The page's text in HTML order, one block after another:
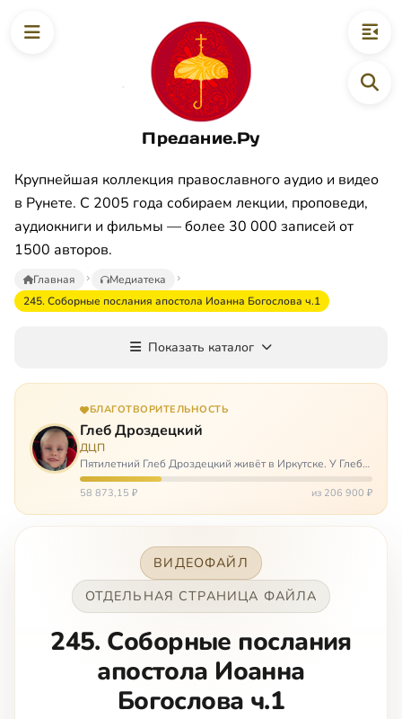
Предание.Ру
Крупнейшая коллекция православного аудио и видео
в Рунете. С 2005 года собираем лекции, проповеди,
аудиокниги и фильмы — более 30 000 записей от
1500 авторов.
Главная
Медиатека
245. Соборные послания апостола Иоанна Богослова ч.1
Показать каталог
БЛАГОТВОРИТЕЛЬНОСТЬ
Глеб Дроздецкий
ДЦП
Пятилетний Глеб Дроздецкий живёт в Иркутске. У Глеба
ДЦП из-за перенесённого в младенчестве менингита,
но его положение осложняется эпилепсией, с которой
58 873,15 ₽ из 206 900 ₽
ВИДЕОФАЙЛ
ОТДЕЛЬНАЯ СТРАНИЦА ФАЙЛА
245. Соборные послания
апостола Иоанна
Богослова ч.1